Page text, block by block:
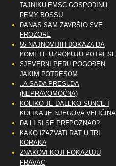
TAJNIKU EMSC GOSPODINU
REMY BOSSU
DANAS SAM ZAVRŠIO SVE
PROZORE
55 NAJNOVIJIH DOKAZA DA
KOMETE UZROKUJU POTRESE
SJEVERNI PERU POGOĐEN
JAKIM POTRESOM
..A SADA PRESUDA
(NEPRAVOMOĆNA)
KOLIKO JE DALEKO SUNCE I
KOLIKA JE NJEGOVA VELIČINA
DA LI SI SE PREPOZNAO?
KAKO IZAZVATI RAT U TRI
KORAKA
ZNAKOVI KOJI POKAZUJU
PRAVAC